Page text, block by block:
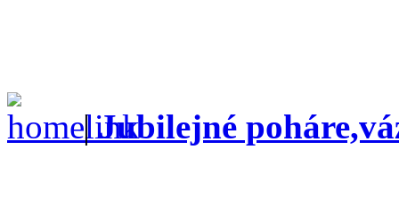
|Jubilejné